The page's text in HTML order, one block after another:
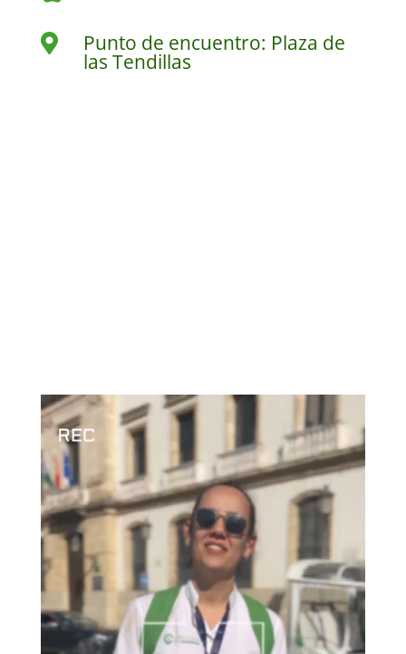
 Punto de encuentro: Plaza de
las Tendillas